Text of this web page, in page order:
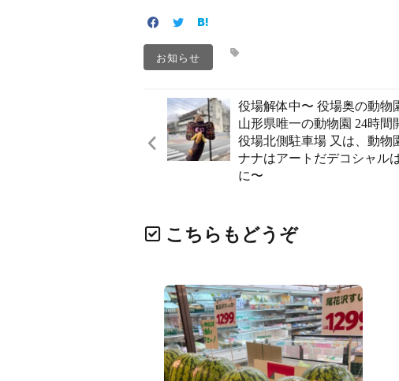
お知らせ
役場解体中〜 役場奥の動物
山形県唯一の動物園 24時間
役場北側駐車場 又は、動物
ナナはアートだ️デコシャル
に〜️
こちらもどうぞ